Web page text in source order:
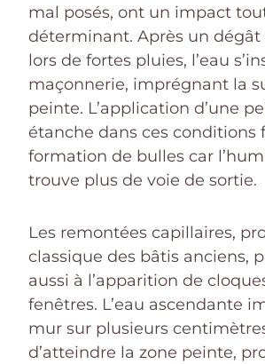
mal posés, ont un impact
déterminant. Après un dégât
lors de fortes pluies, l’eau
maçonnerie, imprégnant la
peinte. L’application d’une
étanche dans ces conditions
formation de bulles car
trouve plus de voie de sortie.
Les remontées capillaires,
classique des bâtis anciens,
aussi à l’apparition de
fenêtres. L’eau ascendante
mur sur plusieurs
d’atteindre la zone peinte,